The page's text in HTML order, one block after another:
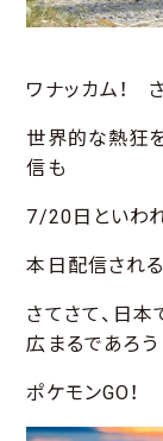
ワナッカム！
世界的な熱狂
信も
7/20日といわ
本日配信される
さてさて、日
広まるであろう
ポケモンGO！